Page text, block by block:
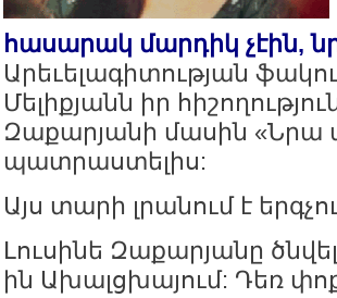
հասարակ մարդիկ չէին,
Արեւելագիտության
Մելիքյանն իր
Զաքարյանի մասին «Նրա
պատրաստելիս:
Այս տարի լրանում է
Լուսինե Զաքարյանը
ին Ախալցխայում: Դեռ